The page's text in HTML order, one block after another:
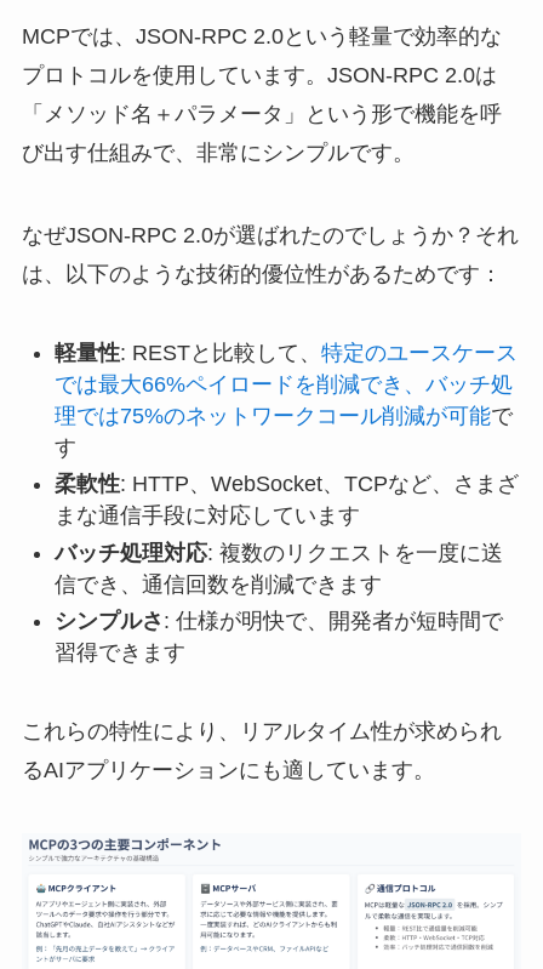
MCPでは、JSON-RPC 2.0という軽量で効率的な
プロトコルを使用しています。JSON-RPC 2.0は
「メソッド名＋パラメータ」という形で機能を呼
び出す仕組みで、非常にシンプルです。
なぜJSON-RPC 2.0が選ばれたのでしょうか？それ
は、以下のような技術的優位性があるためです：
軽量性: RESTと比較して、 特定のユースケース
では最大66%ペイロードを削減でき、バッチ処
理では75%のネットワークコール削減が可能で
す
柔軟性: HTTP、WebSocket、TCPなど、さまざ
まな通信手段に対応しています
バッチ処理対応: 複数のリクエストを一度に送
信でき、通信回数を削減できます
シンプルさ : 仕様が明快で、開発者が短時間で
習得できます
これらの特性により、リアルタイム性が求められ
るAIアプリケーションにも適しています。